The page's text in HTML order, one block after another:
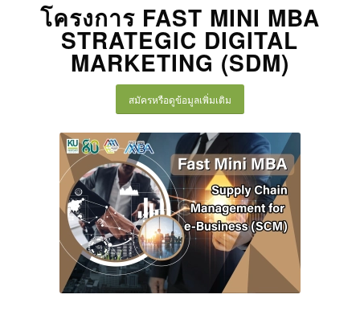
โครงการ FAST MINI MBA
STRATEGIC DIGITAL
MARKETING (SDM)
สมัครหรือดูข้อมูลเพิ่มเติม